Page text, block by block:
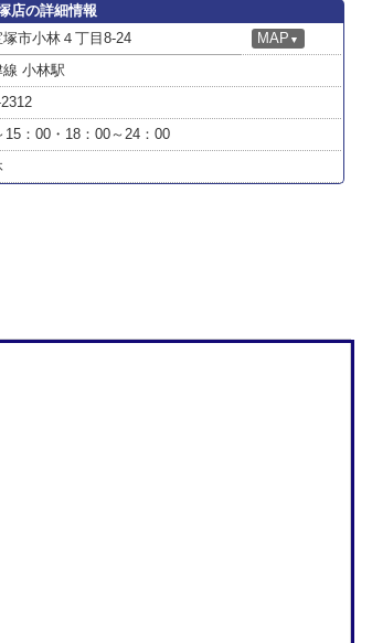
店の詳細情報
市小林４丁目8-24 MAP ▼
小林駅
15：00・18：00～24：00